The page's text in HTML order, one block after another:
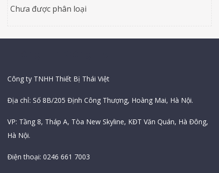
Chưa được phân loại
Công ty TNHH Thiết Bị Thái Việt
Địa chỉ: Số 8B/205 Định Công Thượng, Hoàng Mai, Hà Nội.
VP: Tầng 8, Tháp A, Tòa New Skyline, KĐT Văn Quán, Hà Đông,
Hà Nội.
Điện thoại: 0246 661 7003